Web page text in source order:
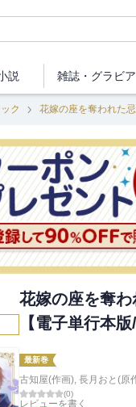
説 雑誌・ グラビア
ク
花嫁の座を奪わ
【電子単行本
最新巻
古知屋(作画), 長月おと(原
(0)
レビューを書く